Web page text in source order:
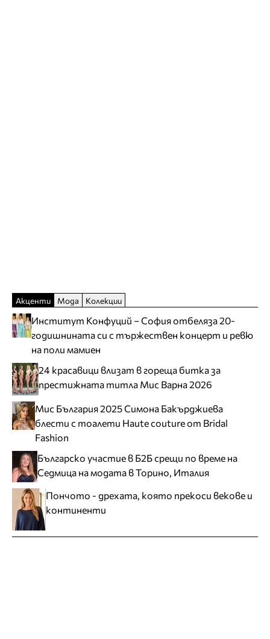
Акценти Мода Колекции
Институт Конфуций – София отбеляза 20-
годишнината си с тържествен концерт и ревю
на поли мамиен
24 красавици влизат в гореща битка за
престижната титла Мис Варна 2026
Мис България 2025 Симона Бакърджиева
блести с тоалети Haute couture от Bridal
Fashion
Българско участие в Б2Б срещи по време на
Седмица на модата в Торино, Италия
Пончото - дрехата, която прекоси векове и
континенти